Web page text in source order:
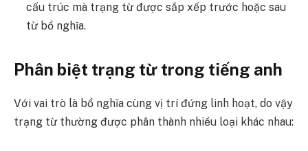
cấu trúc mà trạng từ được sắp xếp trước hoặc sau
từ bổ nghĩa.
Phân biệt trạng từ trong tiếng anh
Với vai trò là bổ nghĩa cùng vị trí đứng linh hoạt, do vậy
trạng từ thường được phân thành nhiều loại khác nhau: